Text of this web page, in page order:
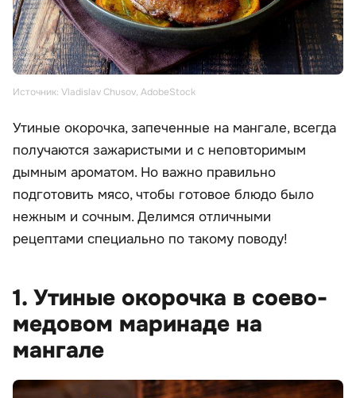
Источник: Vladislav Chusov, AdobeStock
Утиные окорочка, запеченные на мангале, всегда
получаются зажаристыми и с неповторимым
дымным ароматом. Но важно правильно
подготовить мясо, чтобы готовое блюдо было
нежным и сочным. Делимся отличными
рецептами специально по такому поводу!
1. Утиные окорочка в соево-
медовом маринаде на
мангале